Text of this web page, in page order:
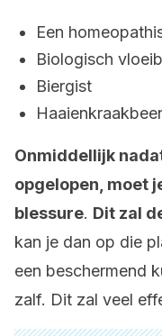
Een
Biologisch
Biergist
Onmiddellijk
opgelopen, moet
blessure. Dit zal
kan je dan op die
een beschermend
zalf. Dit zal veel